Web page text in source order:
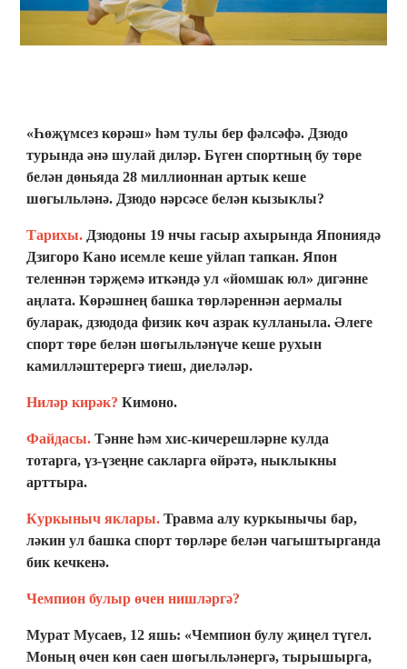
«Һөҗүмсез көрәш» һәм тулы бер фәлсәфә. Дзюдо
турында әнә шулай диләр. Бүген спортның бу төре
белән дөньяда 28 миллионнан артык кеше
шөгыльләнә. Дзюдо нәрсәсе белән кызыклы?
Тарихы. Дзюдоны 19 нчы гасыр ахырында Япониядә
Дзигоро Кано исемле кеше уйлап тапкан. Япон
теленнән тәрҗемә иткәндә ул «йомшак юл» дигәнне
аңлата. Көрәшнең башка төрләреннән аермалы
буларак, дзюдода физик көч азрак кулланыла. Әлеге
спорт төре белән шөгыльләнүче кеше рухын
камилләштерергә тиеш, диеләләр.
Ниләр кирәк? Кимоно.
Файдасы. Тәнне һәм хис-кичерешләрне кулда
тотарга, үз-үзеңне сакларга өйрәтә, ныклыкны
арттыра.
Куркыныч яклары. Травма алу куркынычы бар,
ләкин ул башка спорт төрләре белән чагыштырганда
бик кечкенә.
Чемпион булыр өчен нишләргә?
Мурат Мусаев, 12 яшь: «Чемпион булу җиңел түгел.
Моның өчен көн саен шөгыльләнергә, тырышырга,